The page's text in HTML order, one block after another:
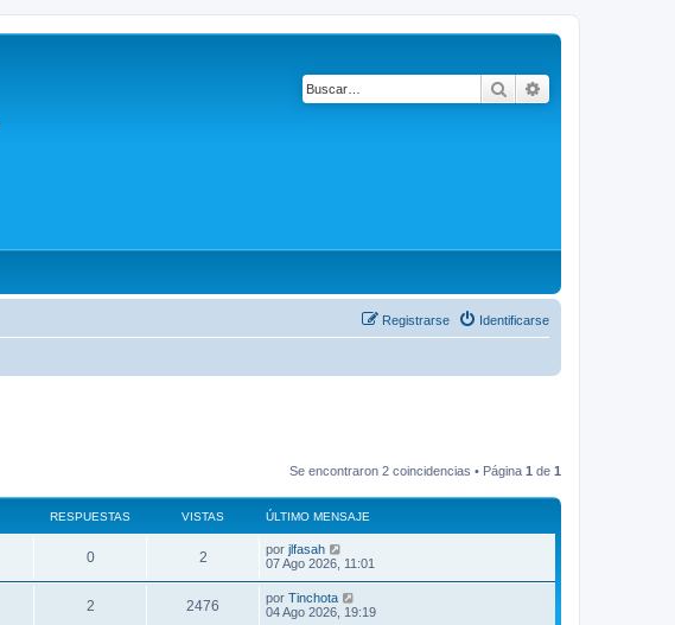
Buscar
Identificarse
Registrarse
Se encontraron 2 coincidencias • Página 1 de 1
RESPUESTAS VISTAS ÚLTIMO MENSAJE
0 2 por jlfasah
07 Ago 2026, 11:01
2 2476 por Tinchota
04 Ago 2026, 19:19